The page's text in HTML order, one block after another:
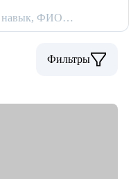
навык, ФИО…
Фильтры